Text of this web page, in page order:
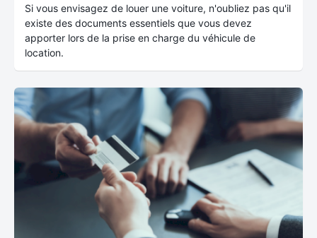
Si vous envisagez de louer une voiture, n'oubliez pas qu'il
existe des documents essentiels que vous devez
apporter lors de la prise en charge du véhicule de
location.